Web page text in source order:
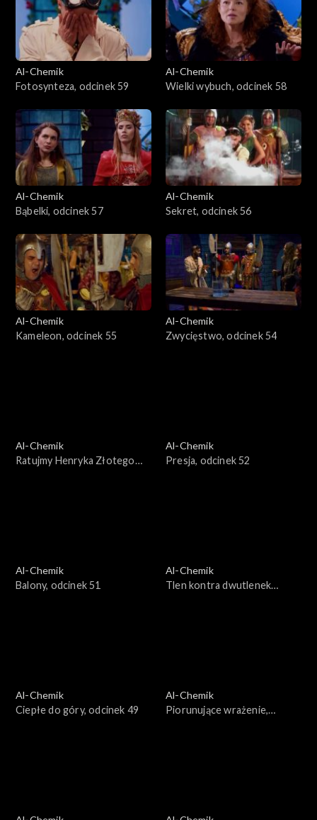
Al-Chemik
Fotosynteza, odcinek 59
Al-Chemik
Wielki wybuch, odcinek 58
Al-Chemik
Bąbelki, odcinek 57
Al-Chemik
Sekret, odcinek 56
Al-Chemik
Kameleon, odcinek 55
Al-Chemik
Zwycięstwo, odcinek 54
Al-Chemik
Ratujmy Henryka Złotego
Al-Chemik
Presja, odcinek 52
Al-Chemik
Balony, odcinek 51
Al-Chemik
Tlen kontra dwutlenek
Al-Chemik
Ciepłe do góry, odcinek 49
Al-Chemik
Piorunujące wrażenie,